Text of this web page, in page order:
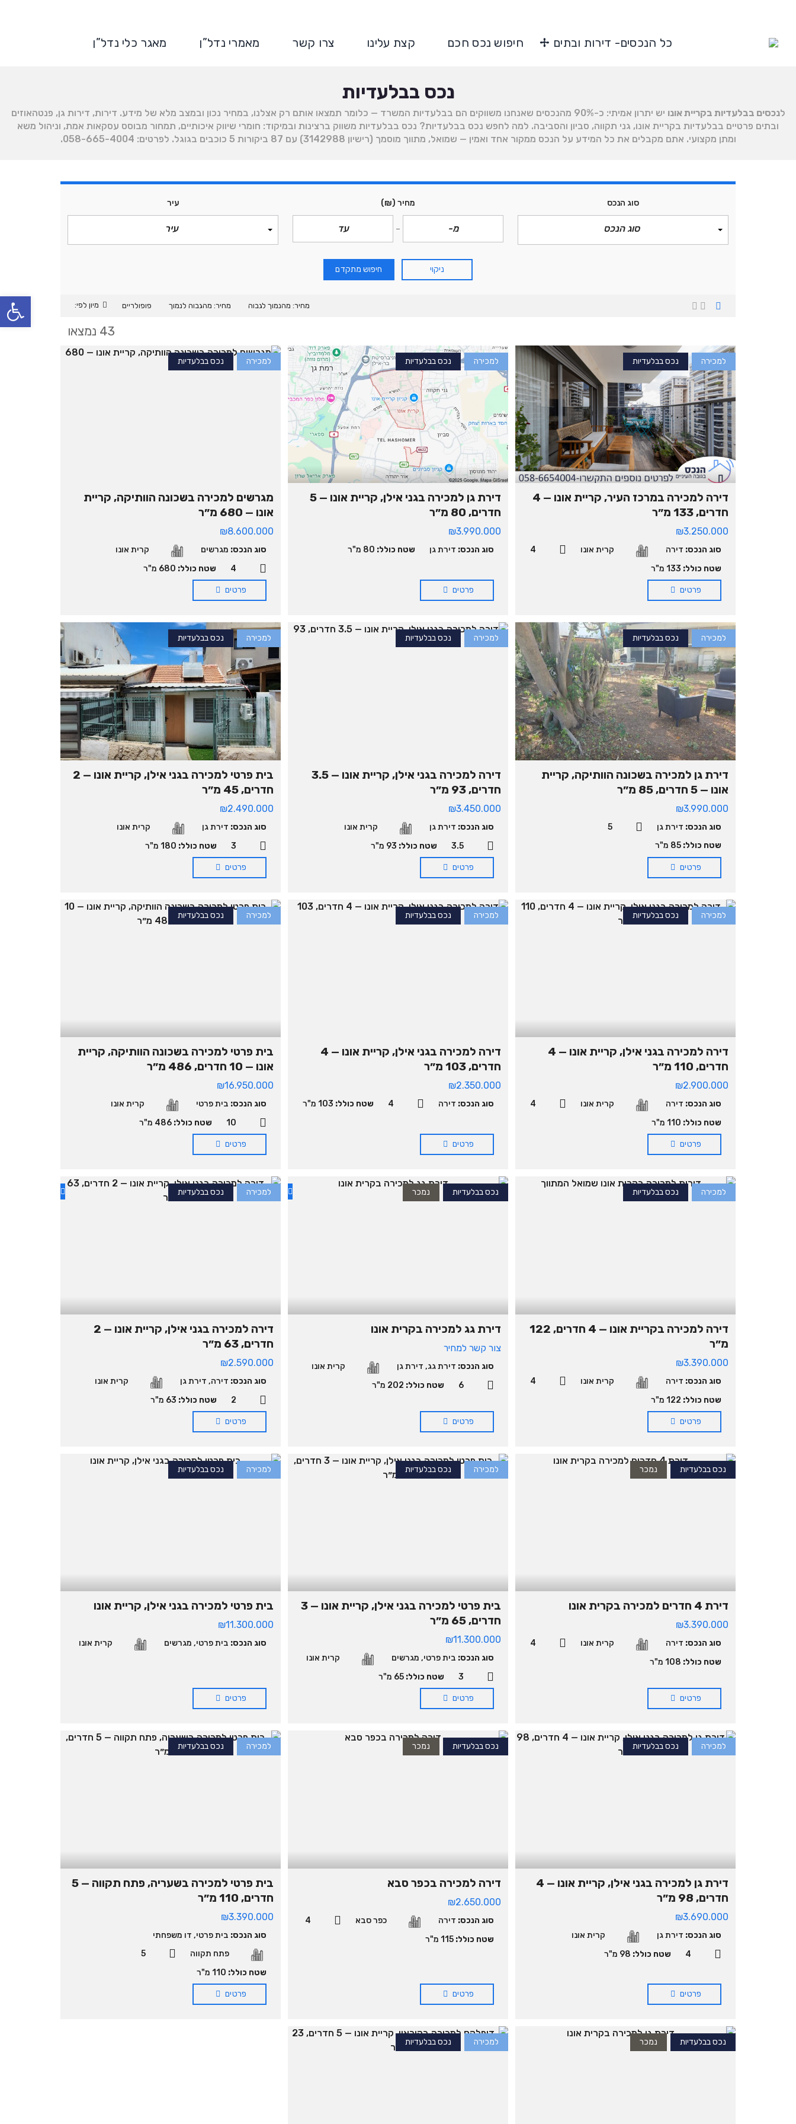
כל הנכסים- דירות ובתים ✢
מ
כ
ו
ש
כ
ר
נ
מ
כ
י
חיפוש נכס חכם קצת עלינו צרו קשר מאמרי נדל”ן מאגר כלי נדל”ן
נכס בבלעדיות
לנכסים בבלעדיות בקריית אונו
יש יתרון אמיתי: כ-90% מהנכסים שאנחנו משווקים הם בבלעדיות המשרד — כלומר תמצאו אותם רק אצלנו, במחיר נכון ובמצב מלא של מידע. דירות, דירות גן, פנטהאוזים
ובתים פרטיים בבלעדיות בקריית אונו, גני תקווה, סביון והסביבה. למה לחפש נכס בבלעדיות? נכס בבלעדיות משווק ברצינות ובמיקוד: חומרי שיווק איכותיים, תמחור מבוסס עסקאות אמת, וניהול משא
ומתן מקצועי. אתם מקבלים את כל המידע על הנכס ממקור אחד ואמין — שמואל, מתווך מוסמך (רישיון 3142988) עם 87 ביקורות 5 כוכבים בגוגל. לפרטים: 058-665-4004.
סוג הנכס
סוג הנכס
מחיר (₪) עיר
עיר
ניקוי חיפוש מתקדם
מיון לפי: פופולריים מחיר: מהגבוה לנמוך מחיר: מהנמוך לגבוה
שמירת החיפוש
43 נמצאו
למכירה נכס בבלעדיות
דירה למכירה במרכז העיר, קריית אונו — 4
חדרים, 133 מ״ר
₪3.250.000
סוג הנכס: דירה קרית אונו
4
שטח כולל: 133 מ"ר
פרטים
למכירה נכס בבלעדיות
דירת גן למכירה בגני אילן, קריית אונו — 5
חדרים, 80 מ״ר
₪3.990.000
סוג הנכס: דירת גן שטח כולל: 80 מ"ר
פרטים
למכירה נכס בבלעדיות
מגרשים למכירה בשכונה הוותיקה, קריית
אונו — 680 מ״ר
₪8.600.000
סוג הנכס: מגרשים
קרית אונו
4
שטח כולל: 680 מ"ר
פרטים
למכירה נכס בבלעדיות
דירת גן למכירה בשכונה הוותיקה, קריית
אונו — 5 חדרים, 85 מ״ר
₪3.990.000
סוג הנכס: דירת גן
5
שטח כולל: 85 מ"ר
פרטים
למכירה נכס בבלעדיות
דירה למכירה בגני אילן, קריית אונו — 3.5
חדרים, 93 מ״ר
₪3.450.000
סוג הנכס: דירת גן
קרית אונו
3.5
שטח כולל: 93 מ"ר
פרטים
למכירה נכס בבלעדיות
בית פרטי למכירה בגני אילן, קריית אונו — 2
חדרים, 45 מ״ר
₪2.490.000
סוג הנכס: דירת גן
קרית אונו
3
שטח כולל: 180 מ"ר
פרטים
למכירה נכס בבלעדיות
דירה למכירה בגני אילן, קריית אונו — 4
חדרים, 110 מ״ר
₪2.900.000
סוג הנכס: דירה קרית אונו
4
שטח כולל: 110 מ"ר
פרטים
למכירה נכס בבלעדיות
דירה למכירה בגני אילן, קריית אונו — 4
חדרים, 103 מ״ר
₪2.350.000
סוג הנכס: דירה 4 שטח כולל: 103 מ"ר
פרטים
למכירה נכס בבלעדיות
בית פרטי למכירה בשכונה הוותיקה, קריית
אונו — 10 חדרים, 486 מ״ר
₪16.950.000
סוג הנכס: בית פרטי
קרית אונו
10
שטח כולל: 486 מ"ר
פרטים
למכירה נכס בבלעדיות
דירה למכירה בקריית אונו — 4 חדרים, 122
מ״ר
₪3.390.000
סוג הנכס: דירה קרית אונו
4
שטח כולל: 122 מ"ר
פרטים
נכס בבלעדיות נמכר
דירת גג למכירה בקרית אונו
צור קשר למחיר
סוג הנכס: דירת גג, דירת גן
קרית אונו
6
שטח כולל: 202 מ"ר
פרטים
למכירה נכס בבלעדיות
דירה למכירה בגני אילן, קריית אונו — 2
חדרים, 63 מ״ר
₪2.590.000
סוג הנכס: דירה, דירת גן
קרית אונו
2
שטח כולל: 63 מ"ר
פרטים
נכס בבלעדיות נמכר
דירת 4 חדרים למכירה בקרית אונו
₪3.390.000
סוג הנכס: דירה קרית אונו
4
שטח כולל: 108 מ"ר
פרטים
למכירה נכס בבלעדיות
בית פרטי למכירה בגני אילן, קריית אונו — 3
חדרים, 65 מ״ר
₪11.300.000
סוג הנכס: בית פרטי, מגרשים
קרית אונו
3
שטח כולל: 65 מ"ר
פרטים
למכירה נכס בבלעדיות
בית פרטי למכירה בגני אילן, קריית אונו
₪11.300.000
סוג הנכס: בית פרטי, מגרשים קרית אונו
פרטים
למכירה נכס בבלעדיות
דירת גן למכירה בגני אילן, קריית אונו — 4
חדרים, 98 מ״ר
₪3.690.000
סוג הנכס: דירת גן
קרית אונו
4
שטח כולל: 98 מ"ר
פרטים
נכס בבלעדיות נמכר
דירה למכירה בכפר סבא
₪2.650.000
סוג הנכס: דירה כפר סבא
4
שטח כולל: 115 מ"ר
פרטים
למכירה נכס בבלעדיות
בית פרטי למכירה בשעריה, פתח תקווה — 5
חדרים, 110 מ״ר
₪3.390.000
סוג הנכס: בית פרטי, דו משפחתי
פתח תקווה
5
שטח כולל: 110 מ"ר
פרטים
נכס בבלעדיות נמכר למכירה נכס בבלעדיות
פתח סרגל נגישות